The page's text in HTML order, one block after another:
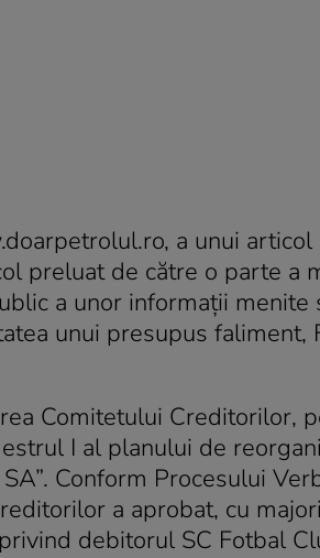
a unui
preluat de către o parte a
a unor informaţii menite
unui presupus faliment,
Comitetului Creditorilor,
I al planului de
Conform Procesului
a aprobat, cu
debitorul SC Fotbal